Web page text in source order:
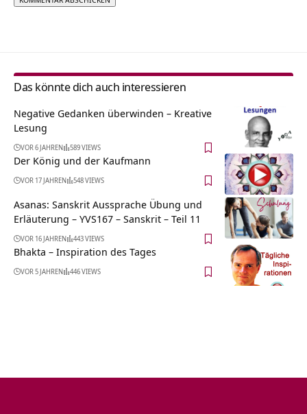
Das könnte dich auch interessieren
Negative Gedanken überwinden – Kreative
Lesung
VOR 6 JAHREN 589 VIEWS
Der König und der Kaufmann
VOR 17 JAHREN 548 VIEWS
Asanas: Sanskrit Aussprache Übung und
Erläuterung – YVS167 – Sanskrit – Teil 11
VOR 16 JAHREN 443 VIEWS
Bhakta – Inspiration des Tages
VOR 5 JAHREN 446 VIEWS